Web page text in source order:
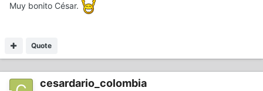
Muy bonito César.
Quote
cesardario_colombia